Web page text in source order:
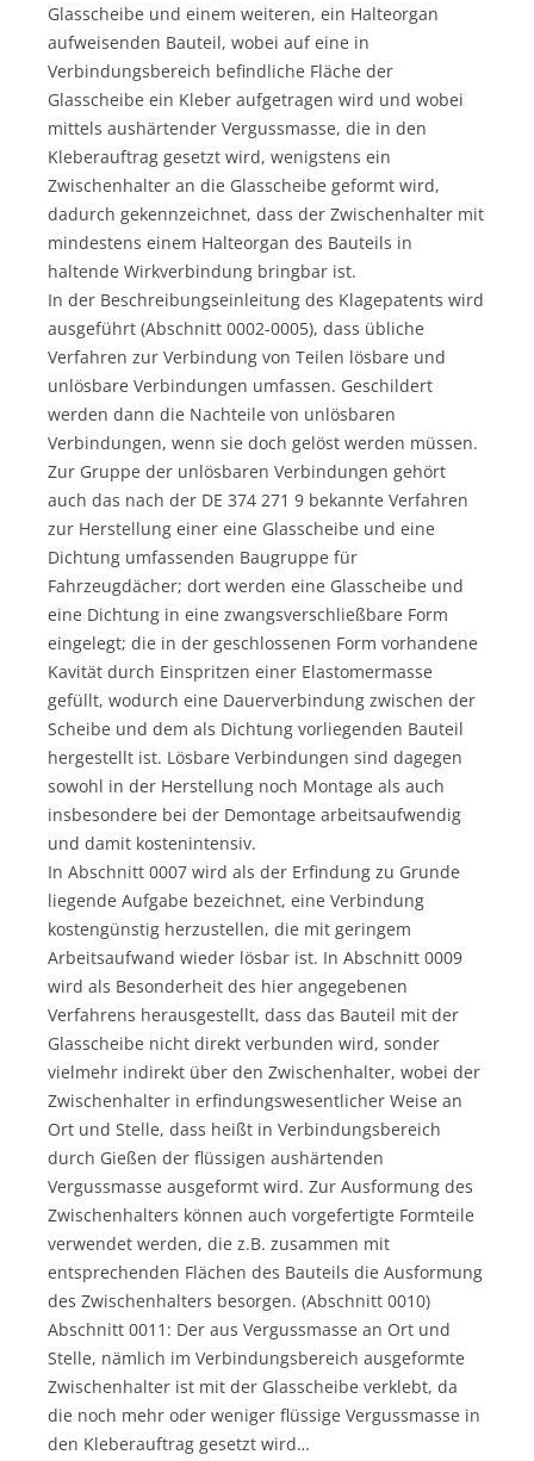
Glasscheibe und einem weiteren, ein Halteorgan
aufweisenden Bauteil, wobei auf eine in
Verbindungsbereich befindliche Fläche der
Glasscheibe ein Kleber aufgetragen wird und wobei
mittels aushärtender Vergussmasse, die in den
Kleberauftrag gesetzt wird, wenigstens ein
Zwischenhalter an die Glasscheibe geformt wird,
dadurch gekennzeichnet, dass der Zwischenhalter mit
mindestens einem Halteorgan des Bauteils in
haltende Wirkverbindung bringbar ist.
In der Beschreibungseinleitung des Klagepatents wird
ausgeführt (Abschnitt 0002-0005), dass übliche
Verfahren zur Verbindung von Teilen lösbare und
unlösbare Verbindungen umfassen. Geschildert
werden dann die Nachteile von unlösbaren
Verbindungen, wenn sie doch gelöst werden müssen.
Zur Gruppe der unlösbaren Verbindungen gehört
auch das nach der DE 374 271 9 bekannte Verfahren
zur Herstellung einer eine Glasscheibe und eine
Dichtung umfassenden Baugruppe für
Fahrzeugdächer; dort werden eine Glasscheibe und
eine Dichtung in eine zwangsverschließbare Form
eingelegt; die in der geschlossenen Form vorhandene
Kavität durch Einspritzen einer Elastomermasse
gefüllt, wodurch eine Dauerverbindung zwischen der
Scheibe und dem als Dichtung vorliegenden Bauteil
hergestellt ist. Lösbare Verbindungen sind dagegen
sowohl in der Herstellung noch Montage als auch
insbesondere bei der Demontage arbeitsaufwendig
und damit kostenintensiv.
In Abschnitt 0007 wird als der Erfindung zu Grunde
liegende Aufgabe bezeichnet, eine Verbindung
kostengünstig herzustellen, die mit geringem
Arbeitsaufwand wieder lösbar ist. In Abschnitt 0009
wird als Besonderheit des hier angegebenen
Verfahrens herausgestellt, dass das Bauteil mit der
Glasscheibe nicht direkt verbunden wird, sonder
vielmehr indirekt über den Zwischenhalter, wobei der
Zwischenhalter in erfindungswesentlicher Weise an
Ort und Stelle, dass heißt in Verbindungsbereich
durch Gießen der flüssigen aushärtenden
Vergussmasse ausgeformt wird. Zur Ausformung des
Zwischenhalters können auch vorgefertigte Formteile
verwendet werden, die z.B. zusammen mit
entsprechenden Flächen des Bauteils die Ausformung
des Zwischenhalters besorgen. (Abschnitt 0010)
Abschnitt 0011: Der aus Vergussmasse an Ort und
Stelle, nämlich im Verbindungsbereich ausgeformte
Zwischenhalter ist mit der Glasscheibe verklebt, da
die noch mehr oder weniger flüssige Vergussmasse in
den Kleberauftrag gesetzt wird…